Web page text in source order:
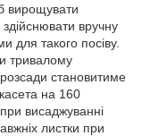
вирощувати
вручну
для такого посіву.
тривалому
розсади становитиме
на 160
висаджуванні
листки при